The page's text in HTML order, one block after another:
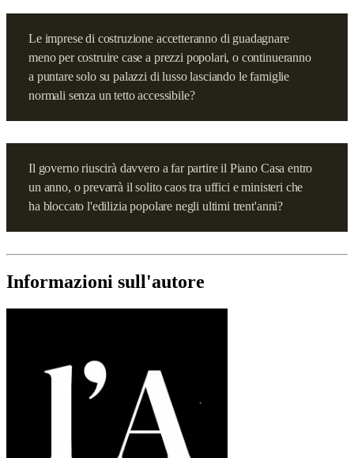
Le imprese di costruzione accetteranno di guadagnare
meno per costruire case a prezzi popolari, o continueranno
a puntare solo su palazzi di lusso lasciando le famiglie
normali senza un tetto accessibile?
Il governo riuscirà davvero a far partire il Piano Casa entro
un anno, o prevarrà il solito caos tra uffici e ministeri che
ha bloccato l'edilizia popolare negli ultimi trent'anni?
Informazioni sull'autore